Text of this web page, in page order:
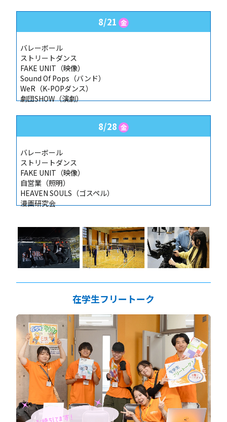
8/21 金
バレーボール
ストリートダンス
FAKE UNIT（映像）
Sound Of Pops（バンド）
WeR（K-POPダンス）
劇団SHOW（演劇）
8/28 金
バレーボール
ストリートダンス
FAKE UNIT（映像）
自営業（照明）
HEAVEN SOULS（ゴスペル）
漫画研究会
在学生フリートーク